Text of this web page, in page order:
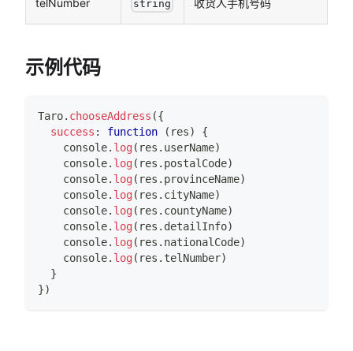
telNumber string 收货人手机号码
示例代码
Taro. chooseAddress ({
success : function ( res)
{
console. log( res . userName)
console. log( res . postalCode)
console. log( res . provinceName)
console. log( res . cityName)
console. log( res . countyName)
console. log( res . detailInfo)
console. log( res . nationalCode)
console. log( res . telNumber)
}
})